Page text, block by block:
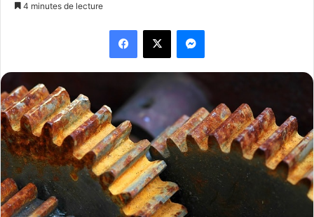
4 minutes de lecture
Facebook
X Messenger